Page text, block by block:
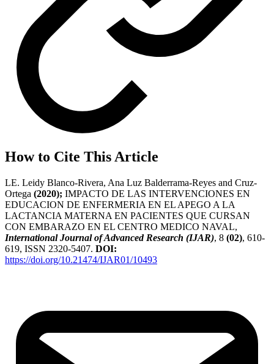
How to Cite This Article
LE. Leidy Blanco-Rivera, Ana Luz Balderrama-Reyes and Cruz-
Ortega (2020); IMPACTO DE LAS INTERVENCIONES EN
EDUCACION DE ENFERMERIA EN EL APEGO A LA
LACTANCIA MATERNA EN PACIENTES QUE CURSAN
CON EMBARAZO EN EL CENTRO MEDICO NAVAL,
International Journal of Advanced Research (IJAR), 8 (02), 610-
619, ISSN 2320-5407. DOI:
https://doi.org/10.21474/IJAR01/10493